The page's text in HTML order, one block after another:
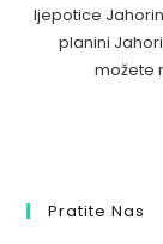
ljepotice
planini
možete
Pratite Nas